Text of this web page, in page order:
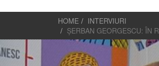
HOME
INTERVIURI
ȘERBAN GEORGESCU: ÎN